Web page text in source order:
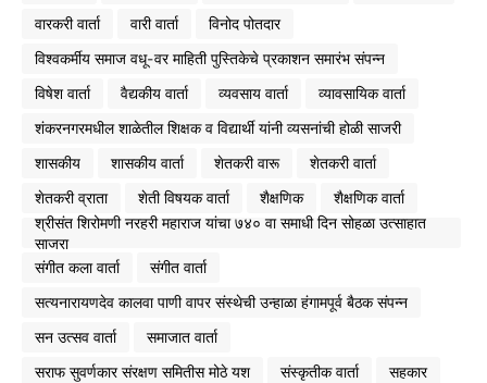
वारकरी वार्ता
वारी वार्ता
विनोद पोतदार
विश्वकर्मीय समाज वधू-वर माहिती पुस्तिकेचे प्रकाशन समारंभ संपन्न
विषेश वार्ता
वैद्यकीय वार्ता व्यवसाय वार्ता
व्यावसायिक वार्ता
शंकरनगरमधील शाळेतील शिक्षक व विद्यार्थी यांनी व्यसनांची होळी साजरी
शासकीय
शासकीय वार्ता शेतकरी वारू
शेतकरी वार्ता
शेतकरी व्राता
शेती विषयक वार्ता शैक्षणिक
शैक्षणिक वार्ता
श्रीसंत शिरोमणी नरहरी महाराज यांचा ७४० वा समाधी दिन सोहळा उत्साहात
साजरा
संगीत कला वार्ता
संगीत वार्ता
सत्यनारायणदेव कालवा पाणी वापर संस्थेची उन्हाळा हंगामपूर्व बैठक संपन्न
सन उत्सव वार्ता
समाजात वार्ता
सराफ सुवर्णकार संरक्षण समितीस मोठे यश
संस्कृतीक वार्ता
सहकार